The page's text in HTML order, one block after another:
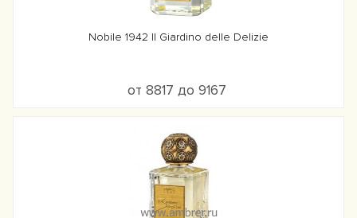
Nobile 1942 Il Giardino delle Delizie
от 8817 до 9167